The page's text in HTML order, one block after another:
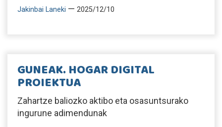
Jakinbai Laneki — 2025/12/10
GUNEAK. HOGAR DIGITAL
PROIEKTUA
Zahartze baliozko aktibo eta osasuntsurako
ingurune adimendunak